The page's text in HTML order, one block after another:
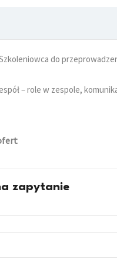
do
– role w zespole,
zapytanie